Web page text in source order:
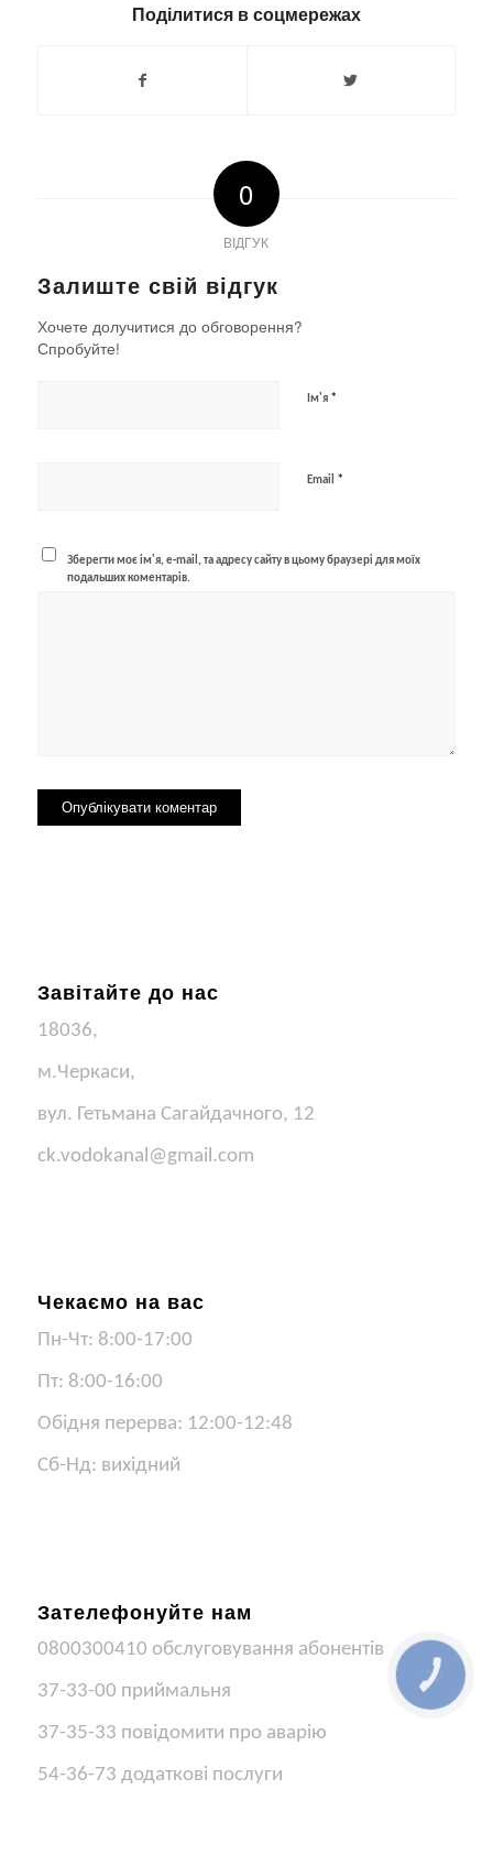
Поділитися в соцмережах
0
ВІДГУК
Залиште свій відгук
Хочете долучитися до обговорення?
Спробуйте!
Ім'я *
Email *
Зберегти моє ім'я, e-mail, та адресу сайту в цьому браузері для моїх
подальших коментарів.
Завітайте до нас
18036,
м.Черкаси,
вул. Гетьмана Сагайдачного, 12
ck.vodokanal@gmail.com
Чекаємо на вас
Пн-Чт: 8:00-17:00
Пт: 8:00-16:00
Обідня перерва: 12:00-12:48
Сб-Нд: вихідний
Зателефонуйте нам
0800300410 обслуговування абонентів
37-33-00 приймальня
37-35-33 повідомити про аварію
54-36-73 додаткові послуги
КНОПКА
ЗВ'ЯЗКУ